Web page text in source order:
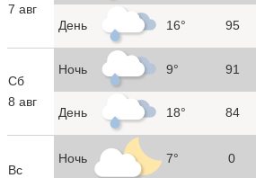
7 авг
День 16° 95
Сб
8 авг
Ночь 9° 91
День 18° 84
Вс
Ночь 7° 0